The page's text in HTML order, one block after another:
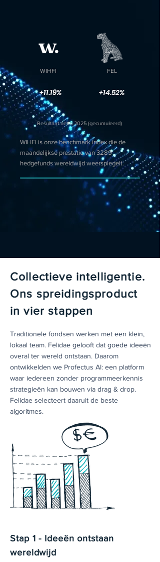
WIHFI
+11.19%
FEL
+14.52%
Resultaat netto 2025 (gecumuleerd)
WIHFI is onze benchmark index die de
maandelijkse prestatie van 3289
hedgefunds wereldwijd weerspiegelt.
Collectieve intelligentie.
Ons spreidingsproduct
in vier stappen
Traditionele fondsen werken met een klein,
lokaal team. Felidae gelooft dat goede ideeën
overal ter wereld ontstaan. Daarom
ontwikkelden we Profectus AI: een platform
waar iedereen zonder programmeerkennis
strategieën kan bouwen via drag & drop.
Felidae selecteert daaruit de beste
algoritmes.
Stap 1 - Ideeën ontstaan
wereldwijd